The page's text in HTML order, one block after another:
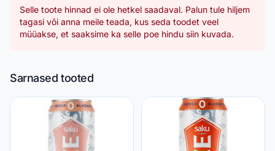
Selle toote hinnad ei ole hetkel saadaval. Palun tule hiljem
tagasi või anna meile teada, kus seda toodet veel
müüakse, et saaksime ka selle poe hindu siin kuvada.
Sarnased tooted